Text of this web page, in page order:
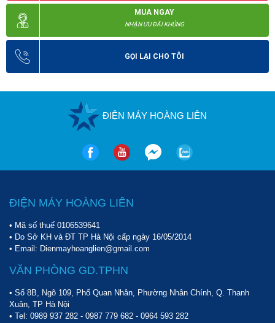
MUA NGAY
NHẬN ƯU ĐÃI KHỦNG
GỌI LẠI CHO TÔI
ĐIỆN MÁY HOÀNG LIÊN
ĐIỆN MÁY HOÀNG LIÊN
• Mã số thuế 0106539641
• Do Sở KH và ĐT TP Hà Nội cấp ngày 16/05/2014
• Email: Dienmayhoanglien@gmail.com
VĂN PHÒNG GD.TPHN
• Số 8B, Ngõ 109, Phố Quan Nhân, Phường Nhân Chính, Q. Thanh
Xuân, TP Hà Nội
• Tel: 0989 937 282 - 0987 779 682 - 0964 593 282